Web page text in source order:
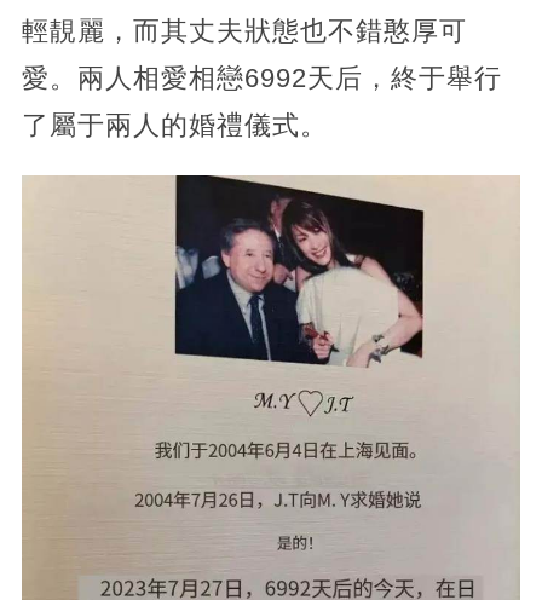
輕靚麗，而其丈夫狀態也不錯憨厚可
愛。兩人相愛相戀6992天后，終于舉行
了屬于兩人的婚禮儀式。